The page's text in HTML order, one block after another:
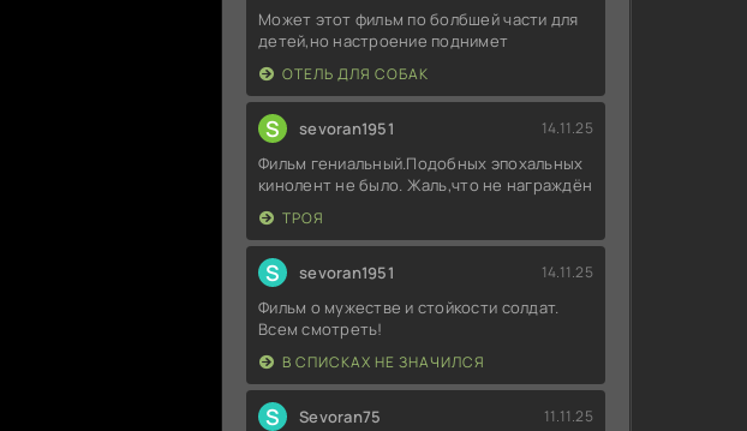
Может этот фильм по болбшей части для
детей,но настроение поднимет
ОТЕЛЬ ДЛЯ СОБАК
S sevoran1951 14.11.25
Фильм гениальный.Подобных эпохальных
кинолент не было. Жаль,что не награждён
ТРОЯ
S sevoran1951 14.11.25
Фильм о мужестве и стойкости солдат.
Всем смотреть!
В СПИСКАХ НЕ ЗНАЧИЛСЯ
S Sevoran75 11.11.25